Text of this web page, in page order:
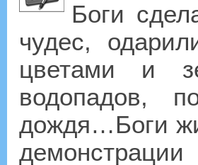
Боги
чудес,
цветами и
водопадов,
дождя…Боги